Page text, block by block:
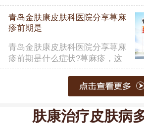
疙瘩……【详细】
青岛金肤康皮肤科医院分享荨麻
疹前期是
青岛金肤康皮肤科医院分享荨麻
疹前期是什么症状?荨麻疹，这
一常……【详细】
肤康治疗皮肤病